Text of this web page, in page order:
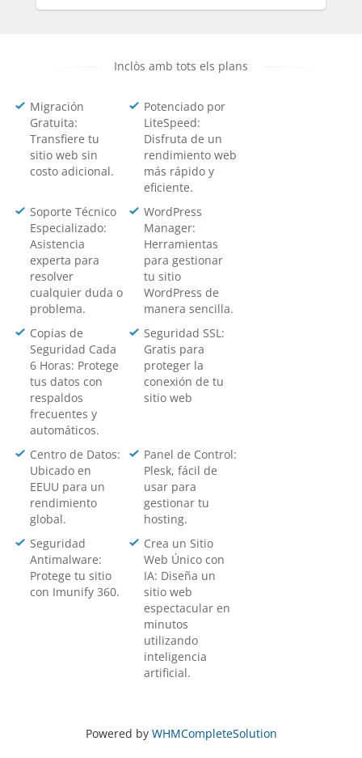
Inclòs amb tots els plans
Migración
Gratuita:
Transfiere tu
sitio web sin
costo adicional.
Potenciado por
LiteSpeed:
Disfruta de un
rendimiento web
más rápido y
eficiente.
Soporte Técnico
Especializado:
Asistencia
experta para
resolver
cualquier duda o
problema.
WordPress
Manager:
Herramientas
para gestionar
tu sitio
WordPress de
manera sencilla.
Copias de
Seguridad Cada
6 Horas: Protege
tus datos con
respaldos
frecuentes y
automáticos.
Seguridad SSL:
Gratis para
proteger la
conexión de tu
sitio web
Centro de Datos:
Ubicado en
EEUU para un
rendimiento
global.
Panel de Control:
Plesk, fácil de
usar para
gestionar tu
hosting.
Seguridad
Antimalware:
Protege tu sitio
con Imunify 360.
Crea un Sitio
Web Único con
IA: Diseña un
sitio web
espectacular en
minutos
utilizando
inteligencia
artificial.
Powered by WHMCompleteSolution